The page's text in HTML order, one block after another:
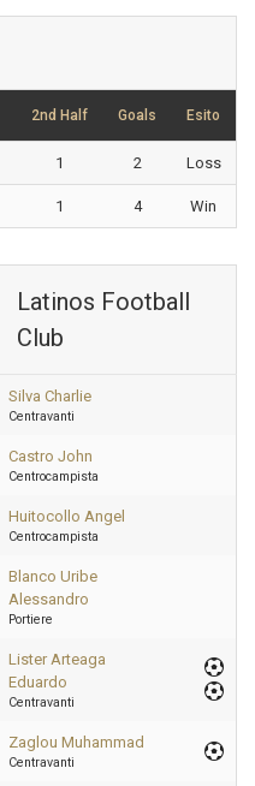
2nd Half Goals Esito
1 2 Loss
1 4 Win
Latinos Football
Club
Silva Charlie
Centravanti
Castro John
Centrocampista
Huitocollo Angel
Centrocampista
Blanco Uribe
Alessandro
Portiere
Lister Arteaga
Eduardo
Centravanti
Zaglou Muhammad
Centravanti